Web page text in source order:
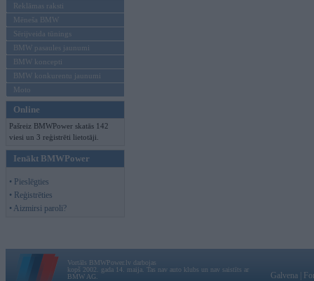
Reklāmas raksti
Mēneša BMW
Sērijveida tūnings
BMW pasaules jaunumi
BMW koncepti
BMW konkurentu jaunumi
Moto
Online
Pašreiz BMWPower skatās 142
viesi un 3 reģistrēti lietotāji.
Ienākt BMWPower
• Pieslēgties
• Reģistrēties
• Aizmirsi paroli?
Vortāls BMWPower.lv darbojas
kopš 2002. gada 14. maija. Tas nav auto klubs un nav saistīts ar
BMW AG.
Galvena